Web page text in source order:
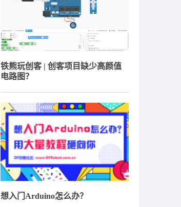
铁熊玩创客 | 创客项目缺少高颜值
电路图？
想入门Arduino怎么办？